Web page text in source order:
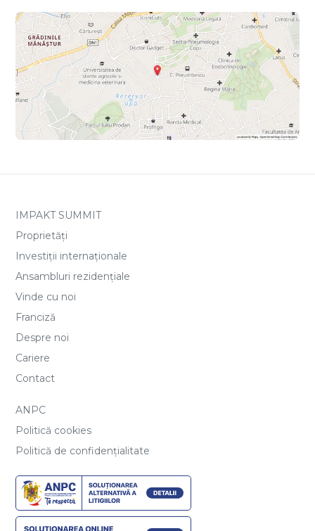
IMPAKT SUMMIT
Proprietăți
Investiții internaționale
Ansambluri rezidențiale
Vinde cu noi
Franciză
Despre noi
Cariere
Contact
ANPC
Politică cookies
Politică de confidențialitate